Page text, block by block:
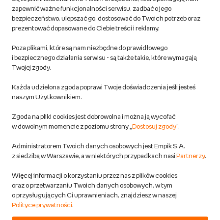
Regulamin empik.com
Pozostałe Regulaminy Empiku
Polityka prywatności empik.com
produktów niebezpiecznych
Dostosuj zgody
Polityka prywatności empik
Raty u partnerów Empiku
Odbiór zużytego sprzętu
zapewnić ważne funkcjonalności serwisu, zadbać o jego
bezpieczeństwo, ulepszać go, dostosować do Twoich potrzeb oraz
prezentować dopasowane do Ciebie treści i reklamy.
Poza plikami, które są nam niezbędne do prawidłowego
i bezpiecznego działania serwisu - są także takie, które wymagają
Twojej zgody.
Każda udzielona zgoda poprawi Twoje doświadczenia jeśli jesteś
naszym Użytkownikiem.
Zgoda na pliki cookies jest dobrowolna i można ją wycofać
w dowolnym momencie z poziomu strony „ Dostosuj zgody”.
Administratorem Twoich danych osobowych jest Empik S.A.
z siedzibą w Warszawie, a w niektórych przypadkach nasi Partnerzy.
Więcej informacji o korzystaniu przez nas z plików cookies
oraz o przetwarzaniu Twoich danych osobowych, w tym
o przysługujących Ci uprawnieniach, znajdziesz w naszej
Polityce prywatności.